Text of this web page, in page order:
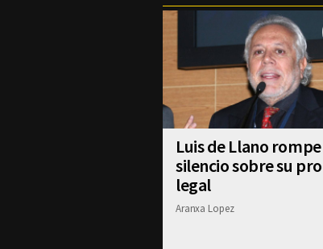
Luis de Llano
silencio sobre su
legal
Aranxa Lopez